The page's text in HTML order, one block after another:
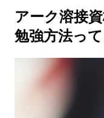
アーク溶接
勉強方法っ